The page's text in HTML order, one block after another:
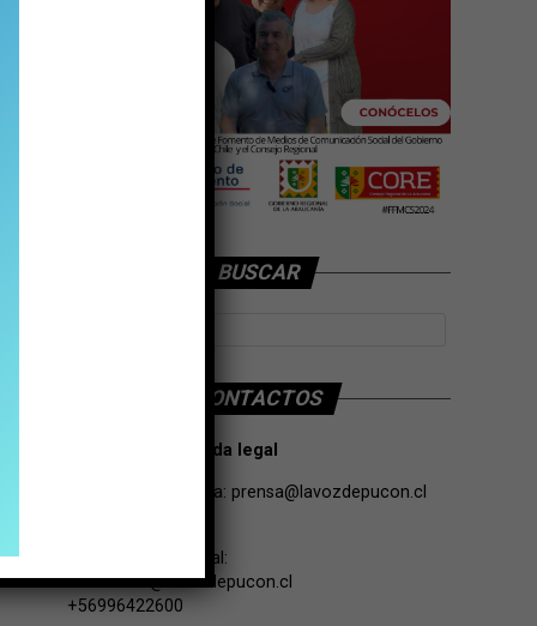
BUSCAR
CONTACTOS
Tarifas Propaganda legal
Contacto de Prensa: prensa@lavozdepucon.cl
Contacto Comercial:
comercial@lavozdepucon.cl
+56996422600